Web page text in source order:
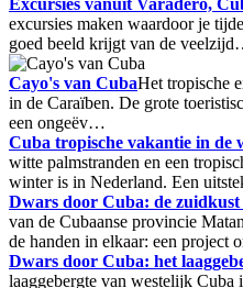
excursies maken waardoor je
goed beeld krijgt van de
Cayo's van CubaHet tropische
in de Caraïben. De grote
een ongeëv…
Cuba tropische vakantie in
witte palmstranden en een
winter is in Nederland. Een
Dwars door Cuba: de zuidkust
van de Cubaanse provincie
de handen in elkaar: een project
Dwars door Cuba: het
laaggebergte van westelijk Cuba